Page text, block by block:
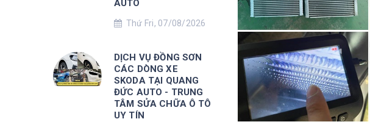
AUTO
Thứ Fri, 07/08/2026
DỊCH VỤ ĐỒNG SƠN
CÁC DÒNG XE
SKODA TẠI QUANG
ĐỨC AUTO - TRUNG
TÂM SỬA CHỮA Ô TÔ
UY TÍN